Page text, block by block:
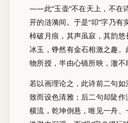
——此“玉壶”不在天上，不在
开的涟漪间。于是“叩”字乃有
棹破月痕，其声虽寂，其韵
冰玉，铮然有金石相激之趣
物所授，半由心镜所映，澈不
若以画理论之，此诗前二句
致而设色清雅；后二句却陡作
横流，乾坤倒悬，唯见一舟